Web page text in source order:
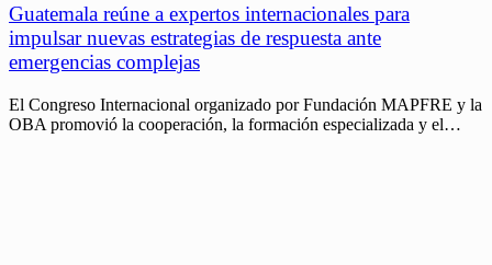
Guatemala reúne a expertos internacionales para
impulsar nuevas estrategias de respuesta ante
emergencias complejas
El Congreso Internacional organizado por Fundación MAPFRE y la
OBA promovió la cooperación, la formación especializada y el…